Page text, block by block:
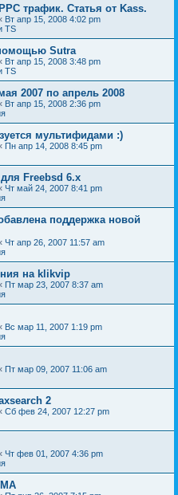
трафик. Статья от Kass.
Вт апр 15, 2008 4:02 pm
TS
Sutra
Вт апр 15, 2008 3:48 pm
TS
2007 по апрель 2008
Вт апр 15, 2008 2:36 pm
мультифидами :)
Пн апр 14, 2008 8:45 pm
Freebsd 6.x
Чт май 24, 2007 8:41 pm
поддержка новой
Чт апр 26, 2007 11:57 am
на klikvip
Пт мар 23, 2007 8:37 am
Вс мар 11, 2007 1:19 pm
Пт мар 09, 2007 11:06 am
2
Сб фев 24, 2007 12:27 pm
Чт фев 01, 2007 4:36 pm